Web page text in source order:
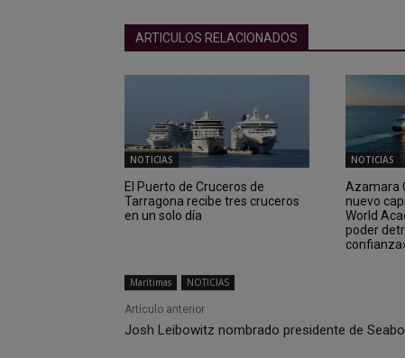
ARTICULOS RELACIONADOS
NOTICIAS
El Puerto de Cruceros de
Tarragona recibe tres cruceros
en un solo día
NOTICIAS
Azamara
nuevo
World
poder
Marítimas NOTICIAS
Artículo anterior
Josh Leibowitz nombrado presidente de